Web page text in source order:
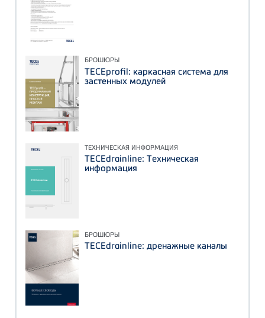
БРОШЮРЫ
TECEprofil: каркасная система для
застенных модулей
ТЕХНИЧЕСКАЯ ИНФОРМАЦИЯ
TECEdrainline: Техническая
информация
БРОШЮРЫ
TECEdrainline: дренажные каналы